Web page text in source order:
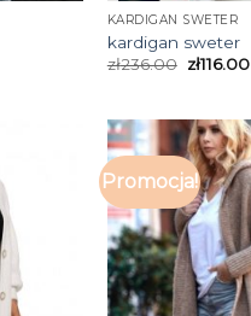
KARDIGAN SWETER
kardigan sweter
zł236.00 zł116.00
Promocja!